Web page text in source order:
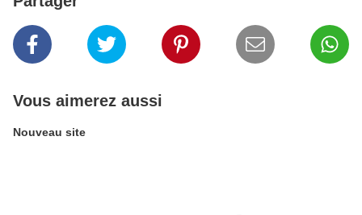
Vous aimerez aussi
Nouveau site